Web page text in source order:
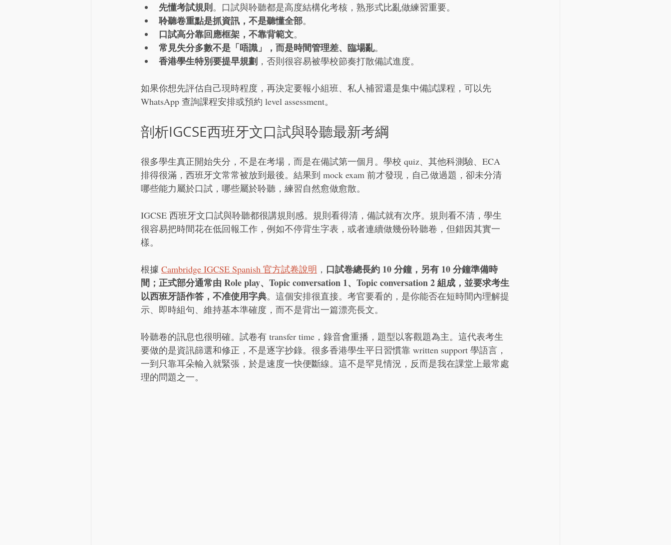
先懂考試規則。口試與聆聽都是高度結構化考核，熟形式比亂做練習重要。
聆聽卷重點是抓資訊，不是聽懂全部。
口試高分靠回應框架，不靠背範文。
常見失分多數不是「唔識」，而是時間管理差、臨場亂。
香港學生特別要提早規劃 ，否則很容易被學校節奏打散備試進度。
如果你想先評估自己現時程度，再決定要報小組班、私人補習還是集中備試課程，可以先
WhatsApp 查詢課程安排或預約 level assessment。
剖析IGCSE西班牙文口試與聆聽最新考綱
很多學生真正開始失分，不是在考場，而是在備試第一個月。學校 quiz、其他科測驗、ECA
排得很滿，西班牙文常常被放到最後。結果到 mock exam 前才發現，自己做過題，卻未分清
哪些能力屬於口試，哪些屬於聆聽，練習自然愈做愈散。
IGCSE 西班牙文口試與聆聽都很講規則感。規則看得清，備試就有次序。規則看不清，學生
很容易把時間花在低回報工作，例如不停背生字表，或者連續做幾份聆聽卷，但錯因其實一
樣。
根據 Cambridge IGCSE Spanish 官方試卷說明 ， 口試卷總長約 10 分鐘，另有 10 分鐘準備時
間；正式部分通常由 Role play、Topic conversation 1、Topic conversation 2 組成，並要求考生
以西班牙語作答，不准使用字典。這個安排很直接。考官要看的，是你能否在短時間內理解提
示、即時組句、維持基本準確度，而不是背出一篇漂亮長文。
聆聽卷的訊息也很明確。試卷有 transfer time，錄音會重播，題型以客觀題為主。這代表考生
要做的是資訊篩選和修正，不是逐字抄錄。很多香港學生平日習慣靠 written support 學語言，
一到只靠耳朵輸入就緊張，於是速度一快便斷線。這不是罕見情況，反而是我在課堂上最常處
理的問題之一。